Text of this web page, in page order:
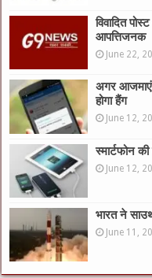
विवादित
आपत्तिजनक
June 22,
अगर
होगा हैंग
June 12,
स्मार्टफोन
June 12,
भारत ने
June 11,